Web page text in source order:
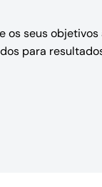
os seus
para